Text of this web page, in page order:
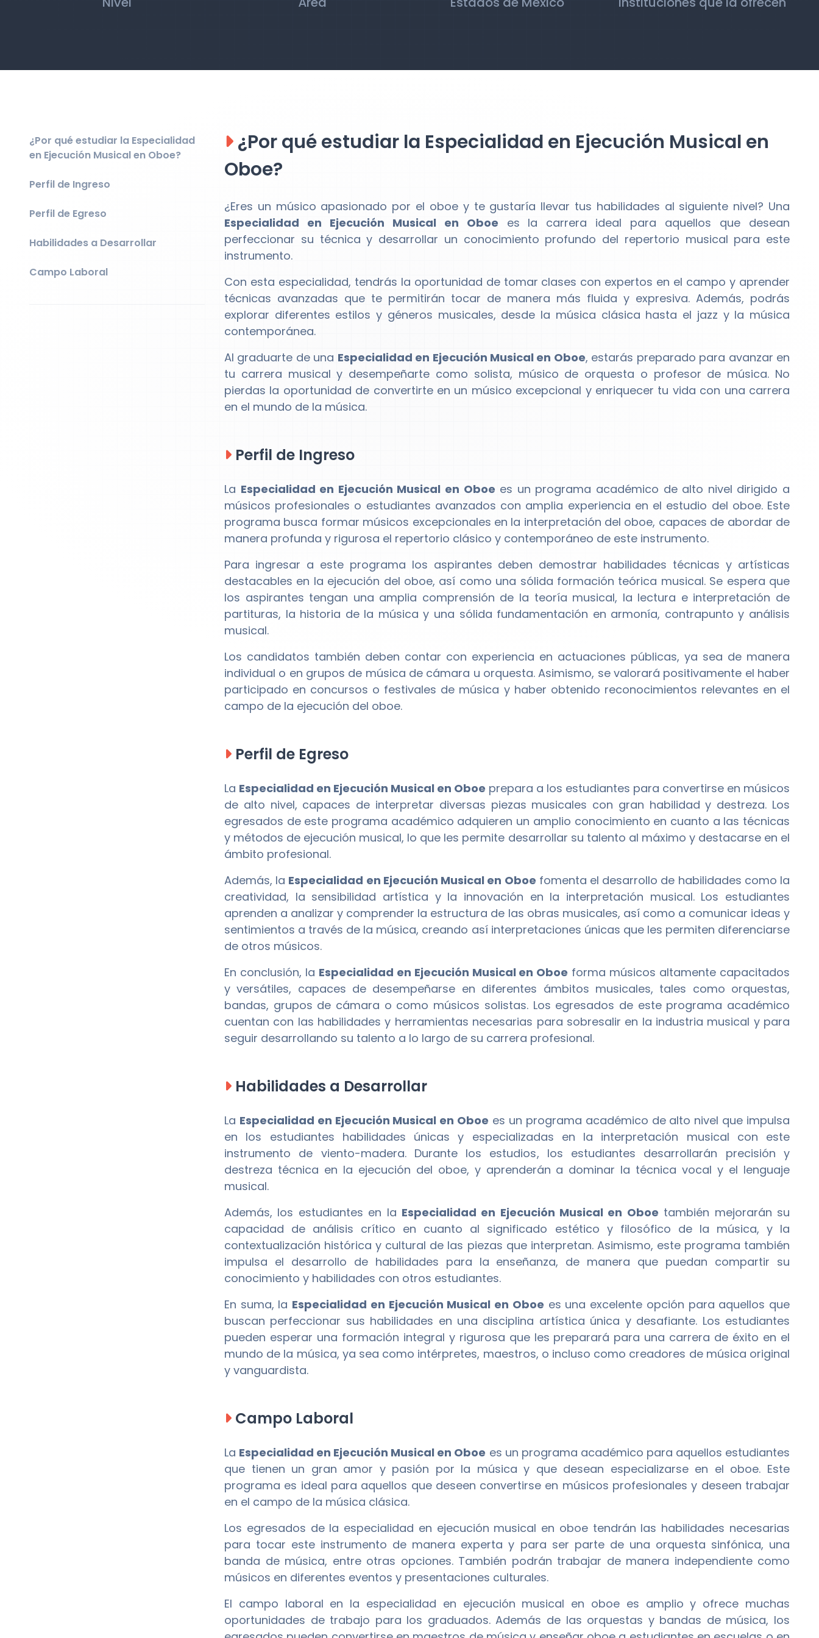
¿Por qué estudiar la Especialidad
en Ejecución Musical en Oboe?
Perfil de Ingreso
Perfil de Egreso
Habilidades a Desarrollar
Campo Laboral
¿Por qué estudiar la Especialidad en Ejecución Musical en
Oboe?
¿Eres un músico apasionado por el oboe y te gustaría llevar tus habilidades al siguiente nivel? Una
Especialidad en Ejecución Musical en Oboe es la carrera ideal para aquellos que desean
perfeccionar su técnica y desarrollar un conocimiento profundo del repertorio musical para este
instrumento.
Con esta especialidad, tendrás la oportunidad de tomar clases con expertos en el campo y aprender
técnicas avanzadas que te permitirán tocar de manera más fluida y expresiva. Además, podrás
explorar diferentes estilos y géneros musicales, desde la música clásica hasta el jazz y la música
contemporánea.
Al graduarte de una Especialidad en Ejecución Musical en Oboe, estarás preparado para avanzar en
tu carrera musical y desempeñarte como solista, músico de orquesta o profesor de música. No
pierdas la oportunidad de convertirte en un músico excepcional y enriquecer tu vida con una carrera
en el mundo de la música.
Perfil de Ingreso
La Especialidad en Ejecución Musical en Oboe es un programa académico de alto nivel dirigido a
músicos profesionales o estudiantes avanzados con amplia experiencia en el estudio del oboe. Este
programa busca formar músicos excepcionales en la interpretación del oboe, capaces de abordar de
manera profunda y rigurosa el repertorio clásico y contemporáneo de este instrumento.
Para ingresar a este programa los aspirantes deben demostrar habilidades técnicas y artísticas
destacables en la ejecución del oboe, así como una sólida formación teórica musical. Se espera que
los aspirantes tengan una amplia comprensión de la teoría musical, la lectura e interpretación de
partituras, la historia de la música y una sólida fundamentación en armonía, contrapunto y análisis
musical.
Los candidatos también deben contar con experiencia en actuaciones públicas, ya sea de manera
individual o en grupos de música de cámara u orquesta. Asimismo, se valorará positivamente el haber
participado en concursos o festivales de música y haber obtenido reconocimientos relevantes en el
campo de la ejecución del oboe.
Perfil de Egreso
La Especialidad en Ejecución Musical en Oboe prepara a los estudiantes para convertirse en músicos
de alto nivel, capaces de interpretar diversas piezas musicales con gran habilidad y destreza. Los
egresados de este programa académico adquieren un amplio conocimiento en cuanto a las técnicas
y métodos de ejecución musical, lo que les permite desarrollar su talento al máximo y destacarse en el
ámbito profesional.
Además, la Especialidad en Ejecución Musical en Oboe fomenta el desarrollo de habilidades como la
creatividad, la sensibilidad artística y la innovación en la interpretación musical. Los estudiantes
aprenden a analizar y comprender la estructura de las obras musicales, así como a comunicar ideas y
sentimientos a través de la música, creando así interpretaciones únicas que les permiten diferenciarse
de otros músicos.
En conclusión, la Especialidad en Ejecución Musical en Oboe forma músicos altamente capacitados
y versátiles, capaces de desempeñarse en diferentes ámbitos musicales, tales como orquestas,
bandas, grupos de cámara o como músicos solistas. Los egresados de este programa académico
cuentan con las habilidades y herramientas necesarias para sobresalir en la industria musical y para
seguir desarrollando su talento a lo largo de su carrera profesional.
Habilidades a Desarrollar
La Especialidad en Ejecución Musical en Oboe es un programa académico de alto nivel que impulsa
en los estudiantes habilidades únicas y especializadas en la interpretación musical con este
instrumento de viento-madera. Durante los estudios, los estudiantes desarrollarán precisión y
destreza técnica en la ejecución del oboe, y aprenderán a dominar la técnica vocal y el lenguaje
musical.
Además, los estudiantes en la Especialidad en Ejecución Musical en Oboe también mejorarán su
capacidad de análisis crítico en cuanto al significado estético y filosófico de la música, y la
contextualización histórica y cultural de las piezas que interpretan. Asimismo, este programa también
impulsa el desarrollo de habilidades para la enseñanza, de manera que puedan compartir su
conocimiento y habilidades con otros estudiantes.
En suma, la Especialidad en Ejecución Musical en Oboe es una excelente opción para aquellos que
buscan perfeccionar sus habilidades en una disciplina artística única y desafiante. Los estudiantes
pueden esperar una formación integral y rigurosa que les preparará para una carrera de éxito en el
mundo de la música, ya sea como intérpretes, maestros, o incluso como creadores de música original
y vanguardista.
Campo Laboral
La Especialidad en Ejecución Musical en Oboe es un programa académico para aquellos estudiantes
que tienen un gran amor y pasión por la música y que desean especializarse en el oboe. Este
programa es ideal para aquellos que deseen convertirse en músicos profesionales y deseen trabajar
en el campo de la música clásica.
Los egresados de la especialidad en ejecución musical en oboe tendrán las habilidades necesarias
para tocar este instrumento de manera experta y para ser parte de una orquesta sinfónica, una
banda de música, entre otras opciones. También podrán trabajar de manera independiente como
músicos en diferentes eventos y presentaciones culturales.
El campo laboral en la especialidad en ejecución musical en oboe es amplio y ofrece muchas
oportunidades de trabajo para los graduados. Además de las orquestas y bandas de música, los